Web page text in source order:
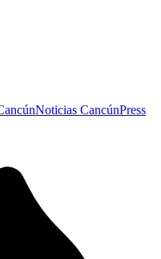
Noticias CancúnPress